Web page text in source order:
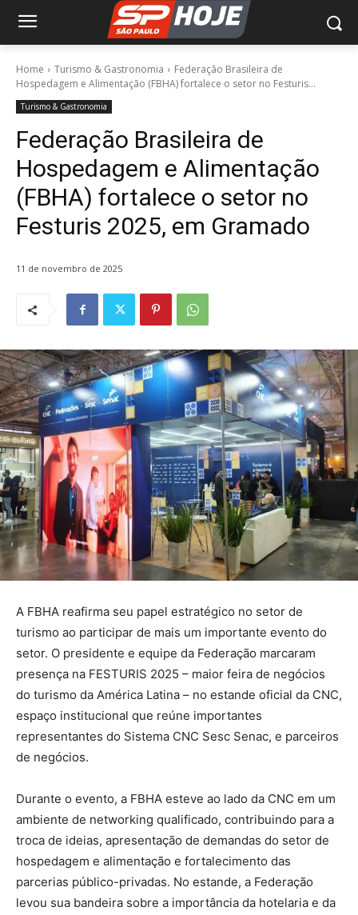
Home Turismo & Gastronomia
Federação Brasileira de
Hospedagem e Alimentação (FBHA) fortalece o setor no Festuris...
Turismo & Gastronomia
Federação Brasileira de
Hospedagem e Alimentação
(FBHA) fortalece o setor no
Festuris 2025, em Gramado
11 de novembro de 2025
A FBHA reafirma seu papel estratégico no setor de
turismo ao participar de mais um importante evento do
setor. O presidente e equipe da Federação marcaram
presença na FESTURIS 2025 – maior feira de negócios
do turismo da América Latina – no estande oficial da CNC,
espaço institucional que reúne importantes
representantes do Sistema CNC Sesc Senac, e parceiros
de negócios.
Durante o evento, a FBHA esteve ao lado da CNC em um
ambiente de networking qualificado, contribuindo para a
troca de ideias, apresentação de demandas do setor de
hospedagem e alimentação e fortalecimento das
parcerias público-privadas. No estande, a Federação
levou sua bandeira sobre a importância da hotelaria e da